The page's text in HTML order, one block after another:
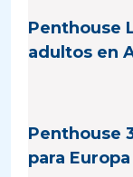
Penthouse
adultos en
Penthouse
para